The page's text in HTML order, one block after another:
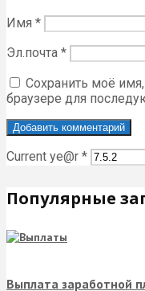
Имя *
Эл.почта *
Сохранить моё
браузере для
Current ye@r *
Популярные
Выплата заработной